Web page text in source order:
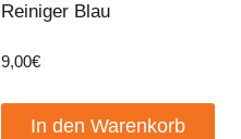
Reiniger Blau
9,00€
In den Warenkorb